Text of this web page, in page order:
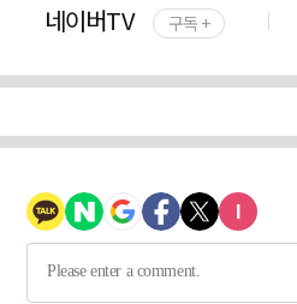
네이버TV 구독 +